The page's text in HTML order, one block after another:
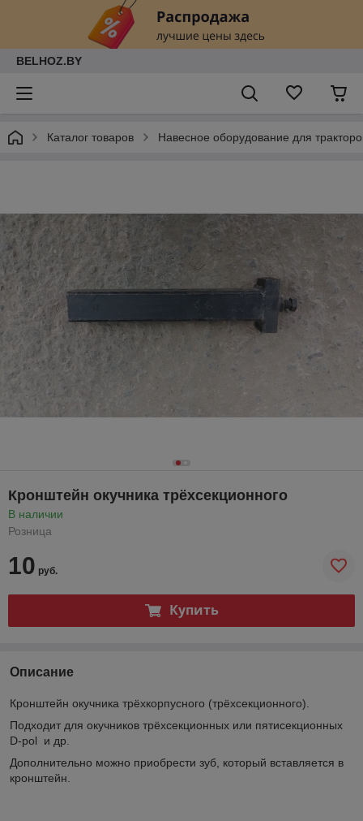
BELHOZ.BY
Каталог товаров Навесное оборудование для
Кронштейн окучника трёхсекционного
В наличии
Розница
10 руб.
Купить
Описание
Кронштейн окучника трёхкорпусного (трёхсекционного).
Подходит для окучников трёхсекционных или пятисекционных
D-pol и др.
Дополнительно можно приобрести зуб, который вставляется в
кронштейн.